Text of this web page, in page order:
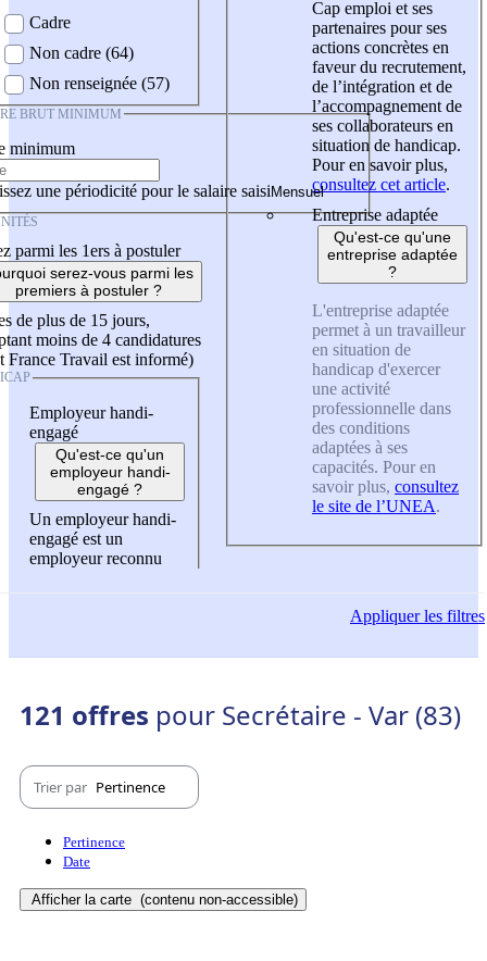
Cadre
Non cadre (64)
Non renseignée (57)
BRUT MINIMUM
minimum
une périodicité pour le salaire saisi
parmi les 1ers à postuler
serez-vous parmi les
premiers à postuler ?
de plus de 15 jours,
moins de 4 candidatures
France Travail est informé)
Employeur handi-
engagé
Qu'est-ce qu'un
employeur handi-
engagé ?
Un employeur handi-
engagé est un
employeur reconnu
Cap emploi et ses
partenaires pour ses
actions concrètes en
faveur du recrutement,
de l’intégration et de
l’accompagnement de
ses collaborateurs en
situation de handicap.
Pour en savoir plus,
consultez cet article.
Entreprise adaptée
Qu'est-ce qu'une
entreprise adaptée
?
L'entreprise adaptée
permet à un travailleur
en situation de
handicap d'exercer
une activité
professionnelle dans
des conditions
adaptées à ses
capacités. Pour en
savoir plus, consultez
le site de l’UNEA.
Appliquerles filtres
121 offres pour Secrétaire - Var (83)
Trier par Pertinence
Pertinence
Date
Afficher la carte (contenu non-accessible)